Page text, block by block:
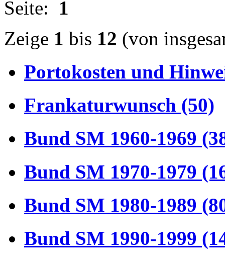
Seite: 1
Zeige 1 bis 12 (von
Portokosten und
Frankaturwunsch (50)
Bund SM 1960-1969
Bund SM 1970-1979
Bund SM 1980-1989
Bund SM 1990-1999